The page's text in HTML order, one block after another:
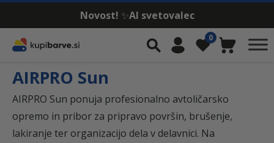
Novost! ✨AI svetovalec
Skip to content
IskalnikMoj račun
Seznam želja
0
Košarica
AIRPRO Sun
AIRPRO Sun ponuja profesionalno avtoličarsko
opremo in pribor za pripravo površin, brušenje,
lakiranje ter organizacijo dela v delavnici. Na